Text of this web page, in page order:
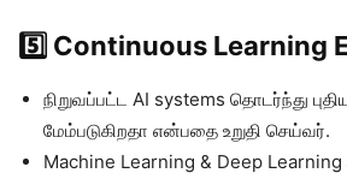
5️⃣ Continuous Learning
நிறுவப்பட்ட AI systems தொடர்ந்து
மேம்படுகிறதா என்பதை உறுதி செய்வர்.
Machine Learning & Deep